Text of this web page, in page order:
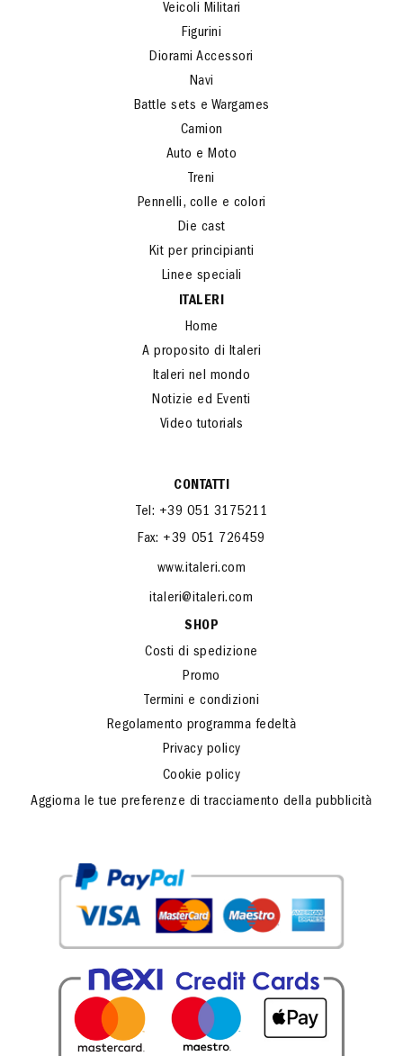
Veicoli Militari
Figurini
Diorami Accessori
Navi
Battle sets e Wargames
Camion
Auto e Moto
Treni
Pennelli, colle e colori
Die cast
Kit per principianti
Linee speciali
ITALERI
Home
A proposito di Italeri
Italeri nel mondo
Notizie ed Eventi
Video tutorials
CONTATTI
Tel: +39 051 3175211
Fax: +39 051 726459
www.italeri.com
italeri@italeri.com
SHOP
Costi di spedizione
Promo
Termini e condizioni
Regolamento programma fedeltà
Privacy policy
Cookie policy
Aggiorna le tue preferenze di tracciamento della pubblicità